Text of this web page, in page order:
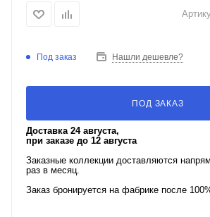
Под заказ Нашли дешевле?
ПОД ЗАКАЗ
Доставка 24 августа,
при заказе до 12 августа
Заказные коллекции доставляются
раз в месяц.
Заказ бронируется на фабрике после